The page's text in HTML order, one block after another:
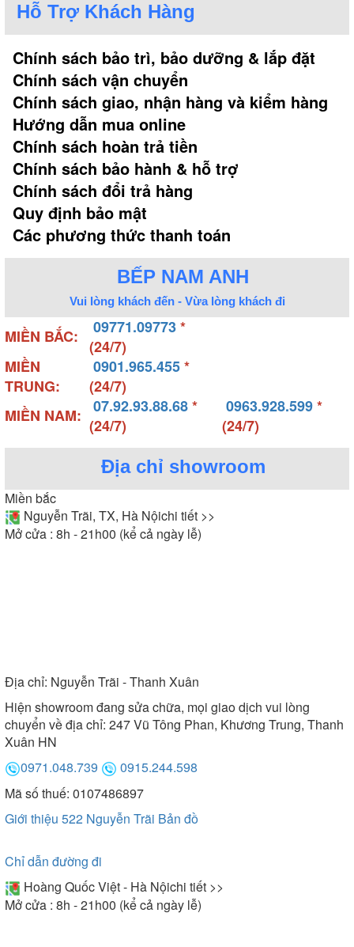
Hỗ Trợ Khách Hàng
Chính sách bảo trì, bảo dưỡng & lắp đặt
Chính sách vận chuyển
Chính sách giao, nhận hàng và kiểm hàng
Hướng dẫn mua online
Chính sách hoàn trả tiền
Chính sách bảo hành & hỗ trợ
Chính sách đổi trả hàng
Quy định bảo mật
Các phương thức thanh toán
BẾP NAM ANH
Vui lòng khách đến - Vừa lòng khách đi
MIỀN BẮC: 09771.09773*
(24/7)
MIỀN
TRUNG:
0901.965.455*
(24/7)
MIỀN NAM:
07.92.93.88.68*
(24/7)
0963.928.599*
(24/7)
Địa chỉ showroom
Miền bắc
Nguyễn Trãi, TX, Hà Nộichi tiết >>
Mở cửa : 8h - 21h00 (kể cả ngày lễ)
Địa chỉ: Nguyễn Trãi - Thanh Xuân
Hiện showroom đang sửa chữa, mọi giao dịch vui lòng
chuyển về địa chỉ: 247 Vũ Tông Phan, Khương Trung, Thanh
Xuân HN
0971.048.739
0915.244.598
Mã số thuế: 0107486897
Giới thiệu 522 Nguyễn Trãi Bản đồ
Chỉ dẫn đường đi
Hoàng Quốc Việt - Hà Nộichi tiết >>
Mở cửa : 8h - 21h00 (kể cả ngày lễ)